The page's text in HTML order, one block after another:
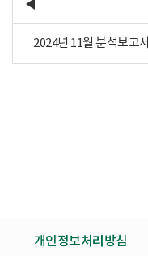
2024년 11월 분석보고서
개인정보처리방침